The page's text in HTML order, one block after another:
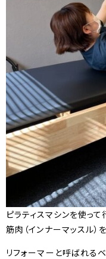
ピラティスマシンを使っ
筋肉（インナーマッスル）
リフォーマーと呼ばれる